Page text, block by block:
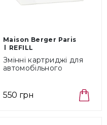
Maison Berger Paris
REFILL
Змінні картриджі для
автомобільного
Exquisite Sparkle (6426)
550 грн